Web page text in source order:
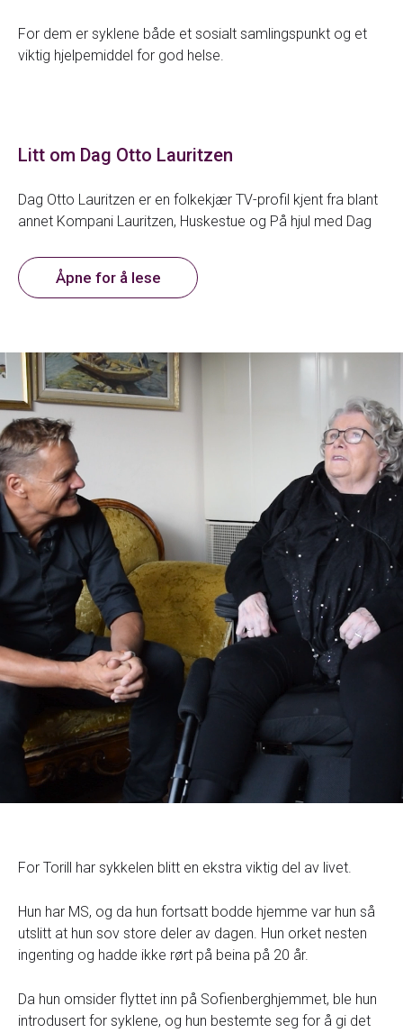
For dem er syklene både et sosialt samlingspunkt og et
viktig hjelpemiddel for god helse.
Litt om Dag Otto Lauritzen
Dag Otto Lauritzen er en folkekjær TV-profil kjent fra blant
annet Kompani Lauritzen, Huskestue og På hjul med Dag
Han er tidligere proffsyklist, og ble både norgesmester og
Sykkelkarrieren startet etter han hadde en alvorlig ulykke
som fallskjermjeger, og brukte sykling som en del av
rehabiliteringen.
Han er også foredragsholder, sykkelrittkommentator,
barnebokforfatter og ikke minst forkjemper for
hverdagstrimmen og god eldreomsorg.
Åpne for å lese
For Torill har sykkelen blitt en ekstra viktig del av livet.
Hun har MS, og da hun fortsatt bodde hjemme var hun så
utslitt at hun sov store deler av dagen. Hun orket nesten
ingenting og hadde ikke rørt på beina på 20 år.
Da hun omsider flyttet inn på Sofienberghjemmet, ble hun
introdusert for syklene, og hun bestemte seg for å gi det